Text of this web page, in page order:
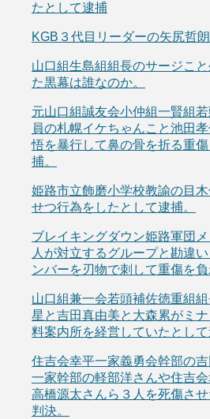
たとして逮捕
KGB３代目リーダーの矢尻哲朗
山口組生島組組長のサージこ
た黒幕は誰なのか。
元山口組誠友会小仲組一賢組
員の札幌イケちゃんこと池田
悟を暴行して鼻の骨を折る重
捕。
姫路市立飾磨小学校教諭の目
せつ行為をしたとして逮捕。
ブレイキングダウン姫路軍団
人が対立するグループと勘違
ンバーを刃物で刺して重傷を負
山口組兼一会若頭補佐徳重組
星と吉田真由美と大森累がミ
料案内所を経営していたとして
住吉会幸平一家義勇会幹部の
一家幹部の軽部洋さんや住吉
高橋源太さんら３人を死傷さ
判決。